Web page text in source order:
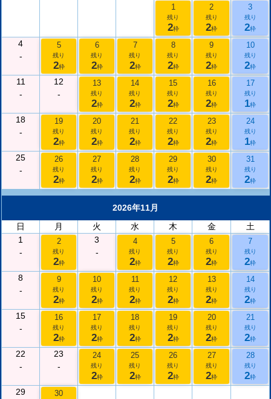
1
残り
2枠
2
残り
2枠
3
残り
2枠
4
-
5
残り
2枠
6
残り
2枠
7
残り
2枠
8
残り
2枠
9
残り
2枠
10
残り
2枠
11
-
12
-
13
残り
2枠
14
残り
2枠
15
残り
2枠
16
残り
2枠
17
残り
1枠
18
-
19
残り
2枠
20
残り
2枠
21
残り
2枠
22
残り
2枠
23
残り
2枠
24
残り
1枠
25
-
26
残り
2枠
27
残り
2枠
28
残り
2枠
29
残り
2枠
30
残り
2枠
31
残り
2枠
2026年11月
日
月 火 水 木 金
土
1
-
2
残り
2枠
3
-
4
残り
2枠
5
残り
2枠
6
残り
2枠
7
残り
2枠
8
-
9
残り
2枠
10
残り
2枠
11
残り
2枠
12
残り
2枠
13
残り
2枠
14
残り
2枠
15
-
16
残り
2枠
17
残り
2枠
18
残り
2枠
19
残り
2枠
20
残り
2枠
21
残り
2枠
22
-
23
-
24
残り
2枠
25
残り
2枠
26
残り
2枠
27
残り
2枠
28
残り
2枠
29
30